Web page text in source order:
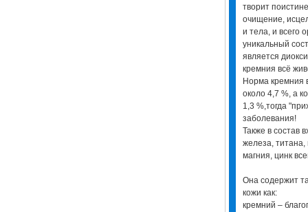
творит
очищение,
и тела, и всего
уникальный
является
кремния всё
Норма кремния
около 4,7 %, а
1,3 %,тогда
заболевания!
Также в состав
железа, титана,
магния, цинк
Она содержит
кожи как:
кремний –